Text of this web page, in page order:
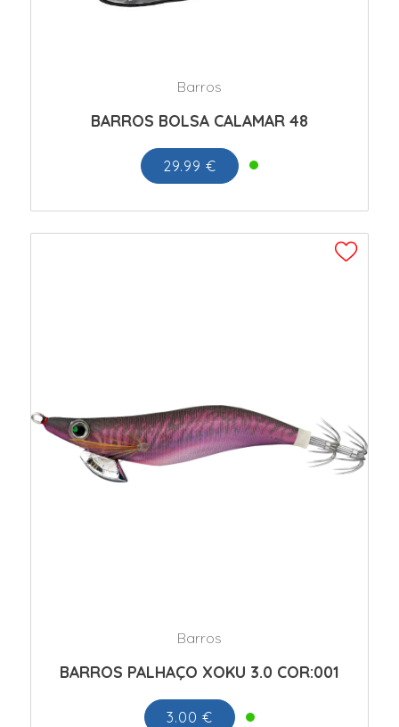
Barros
BARROS BOLSA CALAMAR 48
29.99 €
Barros
BARROS PALHAÇO XOKU 3.0 COR:001
3.00 €